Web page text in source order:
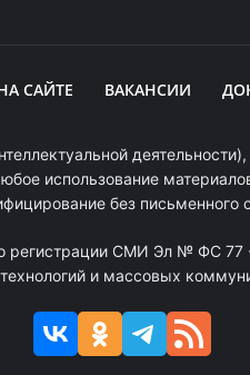
САЙТЕ ВАКАНСИИ
использование
без письменного
регистрации СМИ Эл № ФС
и массовых